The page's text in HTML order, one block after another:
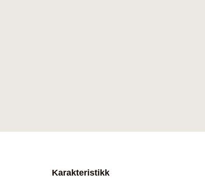
Karakteristikk